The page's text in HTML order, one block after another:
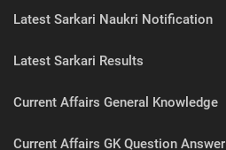
Latest Sarkari Naukri Notification
Latest Sarkari Results
Current Affairs General Knowledge
Current Affairs GK Question Answer